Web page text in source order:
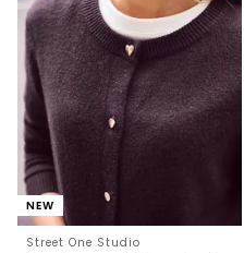
NEW
Street One Studio